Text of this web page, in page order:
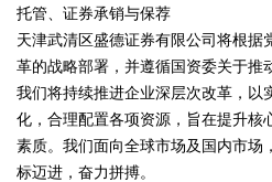
托管、证券承销与保荐
天津武清区盛德证券有限公司将根据
革的战略部署，并遵循国资委关于推
我们将持续推进企业深层次改革，以
化，合理配置各项资源，旨在提升核
素质。我们面向全球市场及国内市场
标迈进，奋力拼搏。